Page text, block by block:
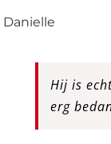
Danielle
Hij is
erg